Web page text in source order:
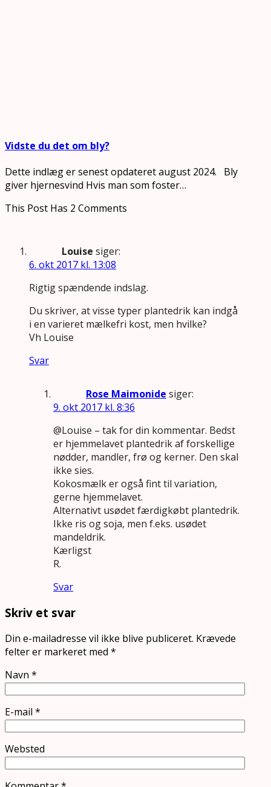
Vidste du det om bly?
Dette indlæg er senest opdateret august 2024. Bly
giver hjernesvind Hvis man som foster…
This Post Has 2 Comments
Louise siger:
6. okt 2017 kl. 13:08
Rigtig spændende indslag.
Du skriver, at visse typer plantedrik kan indgå
i en varieret mælkefri kost, men hvilke?
Vh Louise
Svar
Rose Maimonide siger:
9. okt 2017 kl. 8:36
@Louise – tak for din kommentar. Bedst
er hjemmelavet plantedrik af forskellige
nødder, mandler, frø og kerner. Den skal
ikke sies.
Kokosmælk er også fint til variation,
gerne hjemmelavet.
Alternativt usødet færdigkøbt plantedrik.
Ikke ris og soja, men f.eks. usødet
mandeldrik.
Kærligst
R.
Svar
Skriv et svar
Din e-mailadresse vil ikke blive publiceret. Krævede
felter er markeret med *
Navn *
E-mail *
Websted